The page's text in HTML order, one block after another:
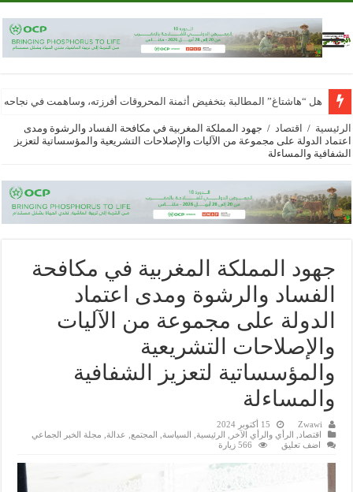
هل “هاشتاغ” المطالبة بتخفيض أثمنة المحروقات أفرزته، وساهمت في
الرئيسية / اقتصاد / جهود المملكة المغربية في مكافحة الفساد والرشوة ومدى
اعتماد الدولة على مجموعة من الآليات والإصلاحات التشريعية والمؤسساتية لتعزيز
الشفافية والمساءلة
جهود المملكة المغربية في مكافحة
الفساد والرشوة ومدى اعتماد
الدولة على مجموعة من الآليات
والإصلاحات التشريعية
والمؤسساتية لتعزيز الشفافية
والمساءلة
Zwawi
15 أكتوبر 2024
اقتصاد
الرأي والرأي الآخر الرئيسية السياسة المجتمع عدالة
مجلة الخبر الجماعي
اضف تعليق
566 زيارة